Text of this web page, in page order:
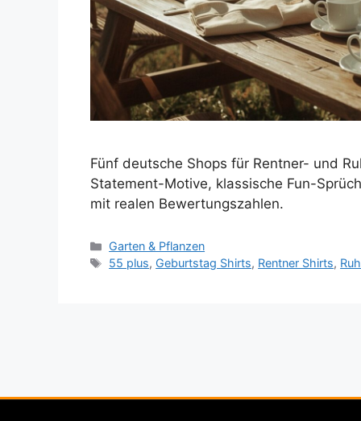
Fünf deutsche Shops für Rentner- und
Statement-Motive, klassische Fun-
mit realen Bewertungszahlen.
Kategorien
Garten & Pflanzen
Schlagwörter
55 plus, Geburtstag Shirts, Rentner Shirts,